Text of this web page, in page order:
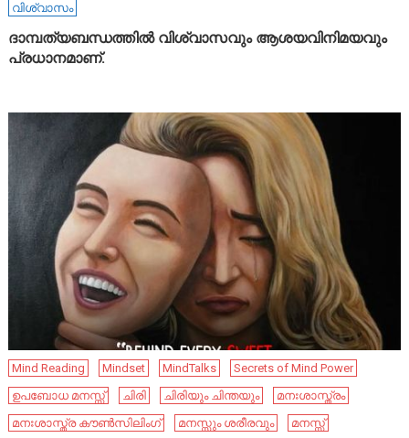
വിശ്വാസം
ദാമ്പത്യബന്ധത്തിൽ വിശ്വാസവും ആശയവിനിമയവും
പ്രധാനമാണ്.
Mind Reading Mindset MindTalks
Secrets of Mind Power
ഉപബോധ മനസ്സ്
ചിരി ചിരിയും ചിന്തയും
മനഃശാസ്ത്രം
മനഃശാസ്ത്ര കൗൺസിലിംഗ്
മനസ്സും ശരീരവും മനസ്സ്